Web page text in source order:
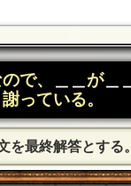
で、 が＿＿
謝っている。
を最終解答とする。